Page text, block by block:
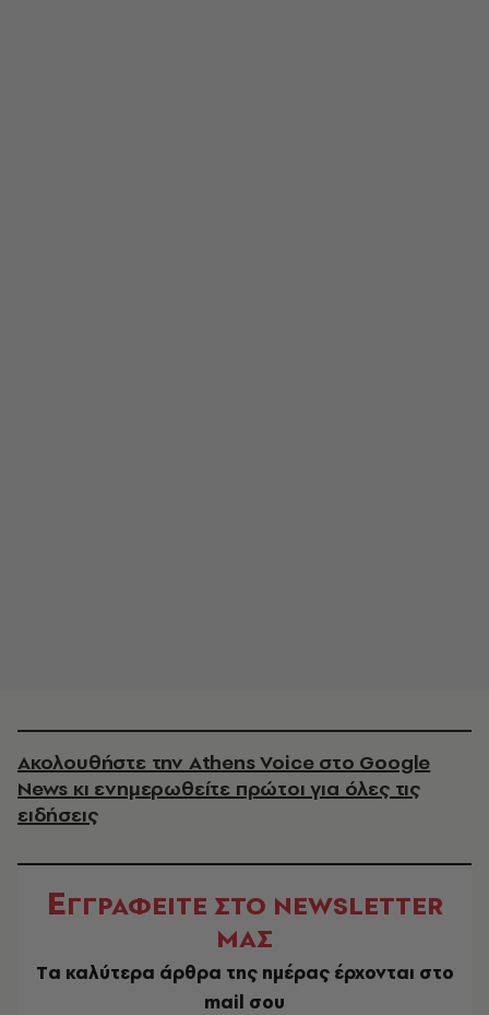
Ακολουθήστε την Athens Voice στο Google
News κι ενημερωθείτε πρώτοι για όλες τις
ειδήσεις
ΕΓΓΡΑΦΕΙΤΕ ΣΤΟ NEWSLETTER
ΜΑΣ
Tα καλύτερα άρθρα της ημέρας έρχονται στο
mail σου